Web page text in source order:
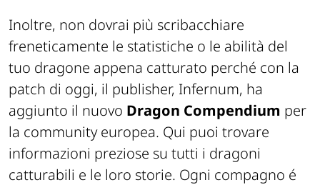
Inoltre, non dovrai più scribacchiare
freneticamente le statistiche o le abilità del
tuo dragone appena catturato perché con la
patch di oggi, il publisher, Infernum, ha
aggiunto il nuovo Dragon Compendium per
la community europea. Qui puoi trovare
informazioni preziose su tutti i dragoni
catturabili e le loro storie. Ogni compagno é